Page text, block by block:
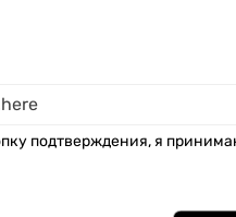
подтверждения, я